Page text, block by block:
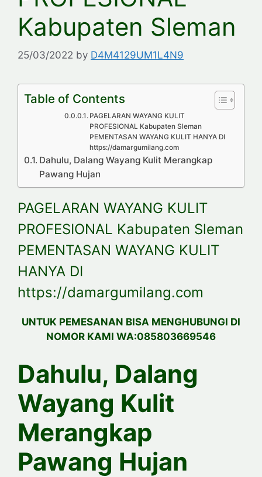
Kabupaten Sleman
25/03/2022 by D4M4129UM1L4N9
Table of Contents
PAGELARAN WAYANG KULIT
PROFESIONAL Kabupaten Sleman
PEMENTASAN WAYANG KULIT HANYA DI
https://damargumilang.com
Dahulu, Dalang Wayang Kulit Merangkap
Pawang Hujan
PAGELARAN WAYANG KULIT
PROFESIONAL Kabupaten Sleman
PEMENTASAN WAYANG KULIT
HANYA DI
https://damargumilang.com
UNTUK PEMESANAN BISA MENGHUBUNGI DI
NOMOR KAMI WA:085803669546
Dahulu, Dalang
Wayang Kulit
Merangkap
Pawang Hujan